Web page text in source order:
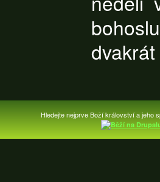
Hledejte nejprve Boží království a jeho